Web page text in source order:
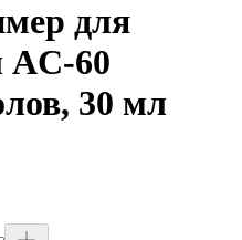
для
AC-60
30 мл